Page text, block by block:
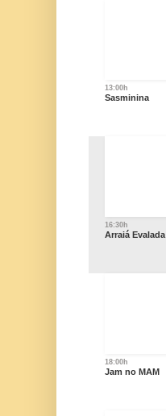
Sasminina
13:00h
Arraiá Evalada
16:30h
Jam no MAM
18:00h